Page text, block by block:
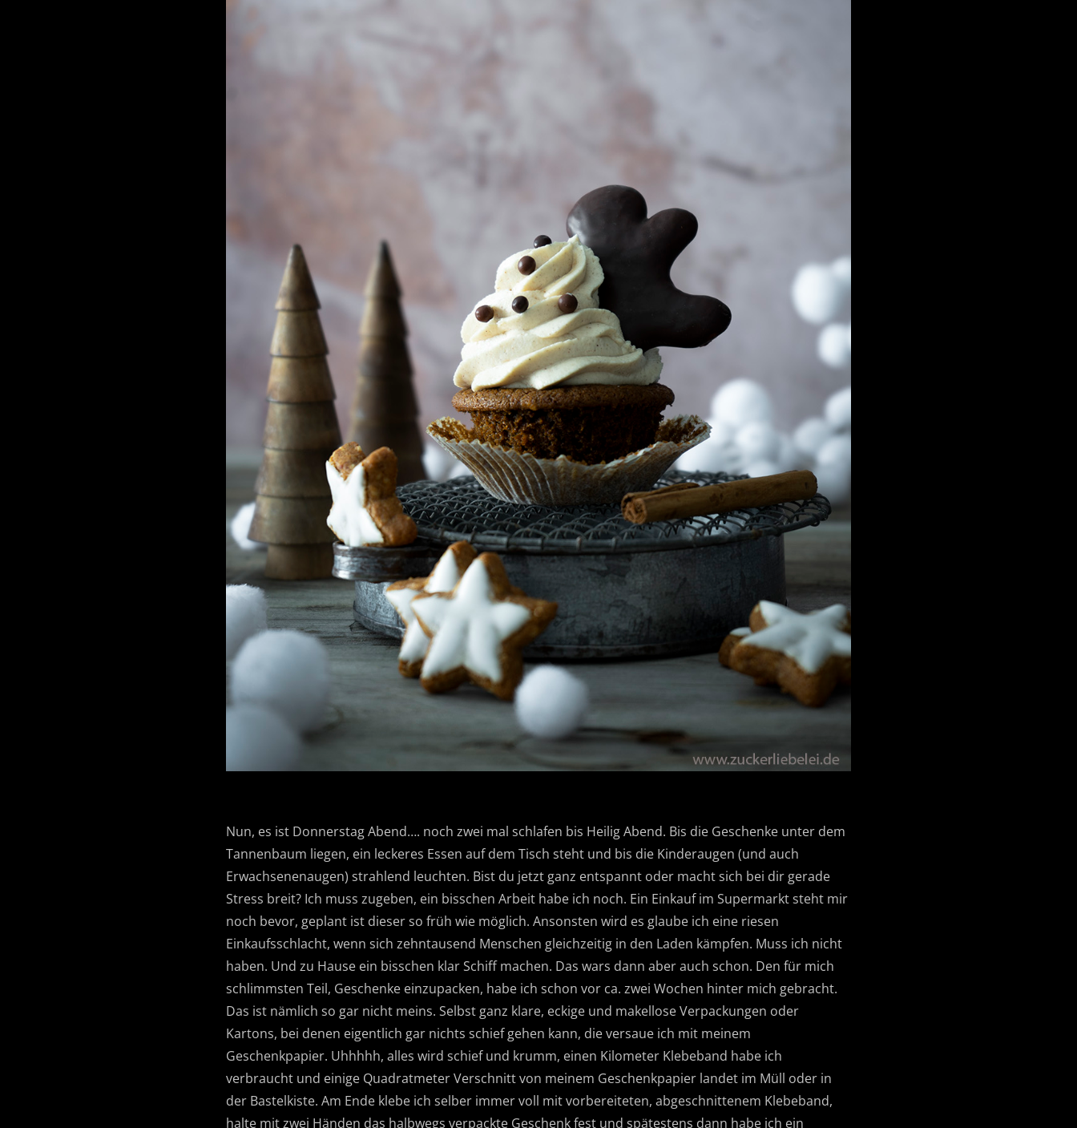
Nun, es ist Donnerstag Abend…. noch zwei mal schlafen bis Heilig Abend. Bis die Geschenke unter dem
Tannenbaum liegen, ein leckeres Essen auf dem Tisch steht und bis die Kinderaugen (und auch
Erwachsenenaugen) strahlend leuchten. Bist du jetzt ganz entspannt oder macht sich bei dir gerade
Stress breit? Ich muss zugeben, ein bisschen Arbeit habe ich noch. Ein Einkauf im Supermarkt steht mir
noch bevor, geplant ist dieser so früh wie möglich. Ansonsten wird es glaube ich eine riesen
Einkaufsschlacht, wenn sich zehntausend Menschen gleichzeitig in den Laden kämpfen. Muss ich nicht
haben. Und zu Hause ein bisschen klar Schiff machen. Das wars dann aber auch schon. Den für mich
schlimmsten Teil, Geschenke einzupacken, habe ich schon vor ca. zwei Wochen hinter mich gebracht.
Das ist nämlich so gar nicht meins. Selbst ganz klare, eckige und makellose Verpackungen oder
Kartons, bei denen eigentlich gar nichts schief gehen kann, die versaue ich mit meinem
Geschenkpapier. Uhhhhh, alles wird schief und krumm, einen Kilometer Klebeband habe ich
verbraucht und einige Quadratmeter Verschnitt von meinem Geschenkpapier landet im Müll oder in
der Bastelkiste. Am Ende klebe ich selber immer voll mit vorbereiteten, abgeschnittenem Klebeband,
halte mit zwei Händen das halbwegs verpackte Geschenk fest und spätestens dann habe ich ein